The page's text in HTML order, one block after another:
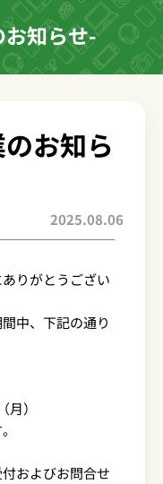
知らせ-
お知ら
2025.08.06
りがとうござい
中、下記の通り
）
およびお問合せ